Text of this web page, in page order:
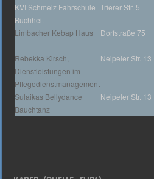
KVI Schmelz Fahrschule
Buchheit
Trierer Str. 5
Limbacher Kebap Haus
Dorfstraße 75
Rebekka Kirsch,
Dienstleistungen im
Pflegedienstmanagement
Neipeler Str. 13
Sulaikas Bellydance
Bauchtanz
Neipeler Str. 13